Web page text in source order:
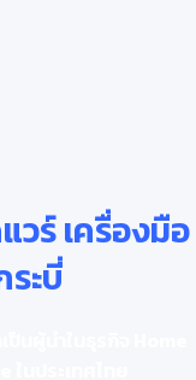
วร์ เครื่องมือ
ะบี่
นผู้นำในธุรกิจ Home